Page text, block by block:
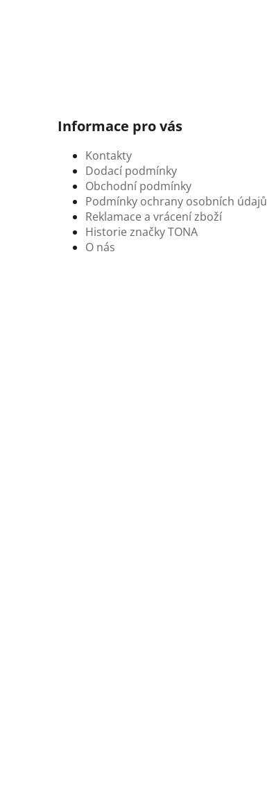
Informace pro vás
Kontakty
Dodací podmínky
Obchodní podmínky
Podmínky ochrany osobních údajů
Reklamace a vrácení zboží
Historie značky TONA
O nás